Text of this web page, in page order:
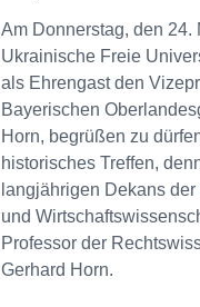
Am Donnerstag, den 24.
Ukrainische Freie
als Ehrengast den
Bayerischen
Horn, begrüßen zu
historisches Treffen,
langjährigen Dekans
und
Professor der
Gerhard Horn.